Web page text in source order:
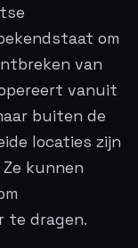
om
van
vanuit
buiten de
locaties zijn
kunnen
te dragen.